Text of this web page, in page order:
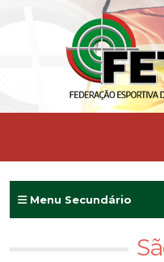
Menu Secundário